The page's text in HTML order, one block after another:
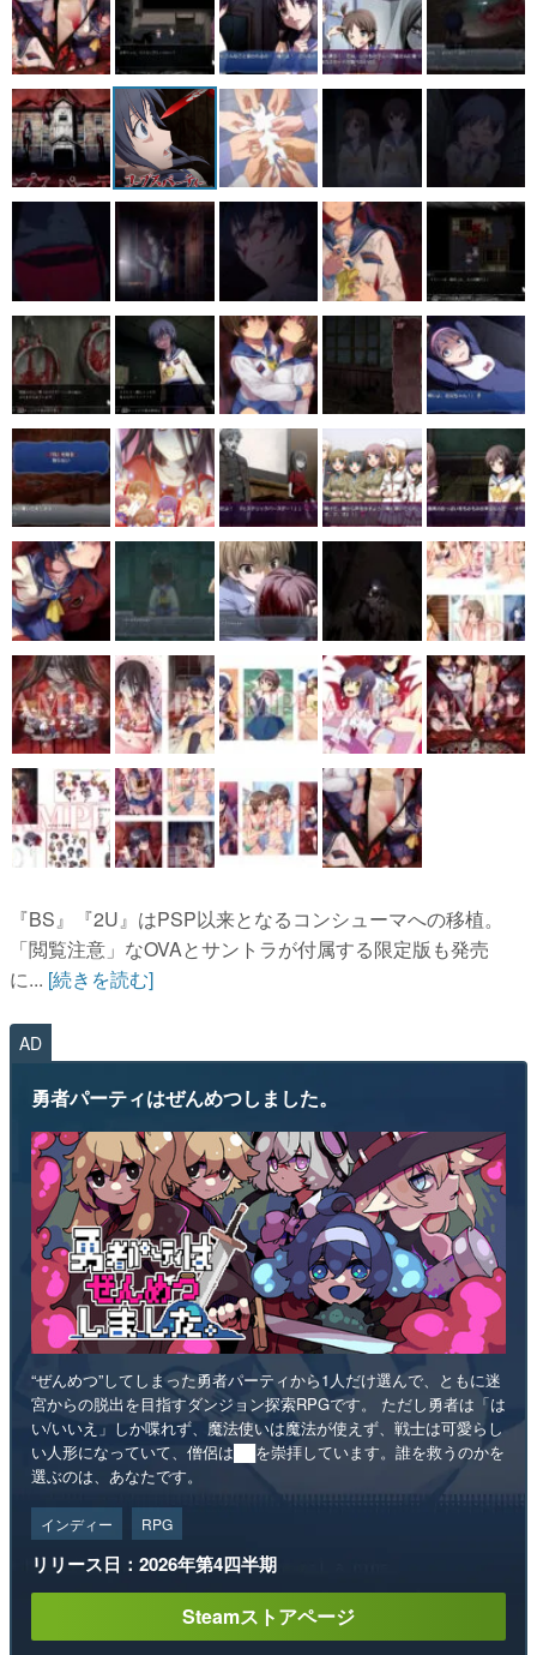
『BS』『2U』はPSP以来となるコンシューマへの移植。
「閲覧注意」なOVAとサントラが付属する限定版も発売
に... [続きを読む]
AD
勇者パーティはぜんめつしました。
“ぜんめつ”してしまった勇者パーティから1人だけ選んで、ともに迷
宮からの脱出を目指すダンジョン探索RPGです。 ただし勇者は「は
い/いいえ」しか喋れず、魔法使いは魔法が使えず、戦士は可愛らし
い人形になっていて、僧侶は██を崇拝しています。誰を救うのかを
選ぶのは、あなたです。
インディー RPG
リリース日：2026年第4四半期
Steamストアページ